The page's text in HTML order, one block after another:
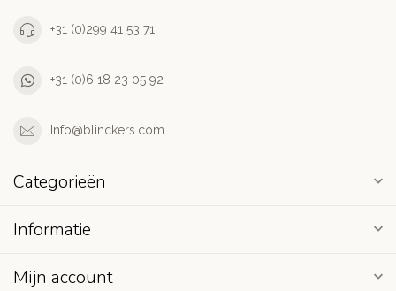
+31 (0)299 41 53 71
+31 (0)6 18 23 05 92
Info@blinckers.com
Categorieën
Informatie
Mijn account